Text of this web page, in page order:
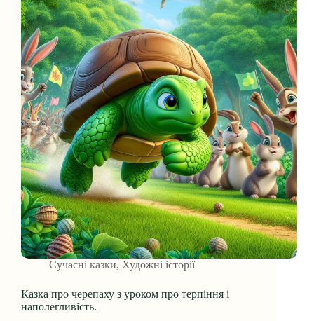
Сучасні казки, Художні історії
Казка про черепаху з уроком про терпіння і
наполегливість.